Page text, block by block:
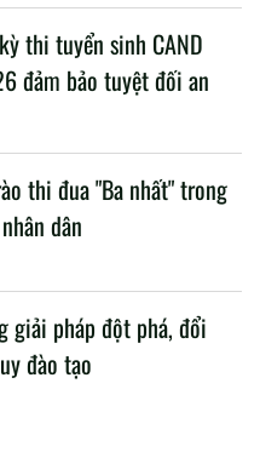
và đào tạo của lực lượng
thi tuyển sinh CAND
đảm bảo tuyệt đối an
thi đua "Ba nhất" trong
dân
giải pháp đột phá, đổi
đào tạo